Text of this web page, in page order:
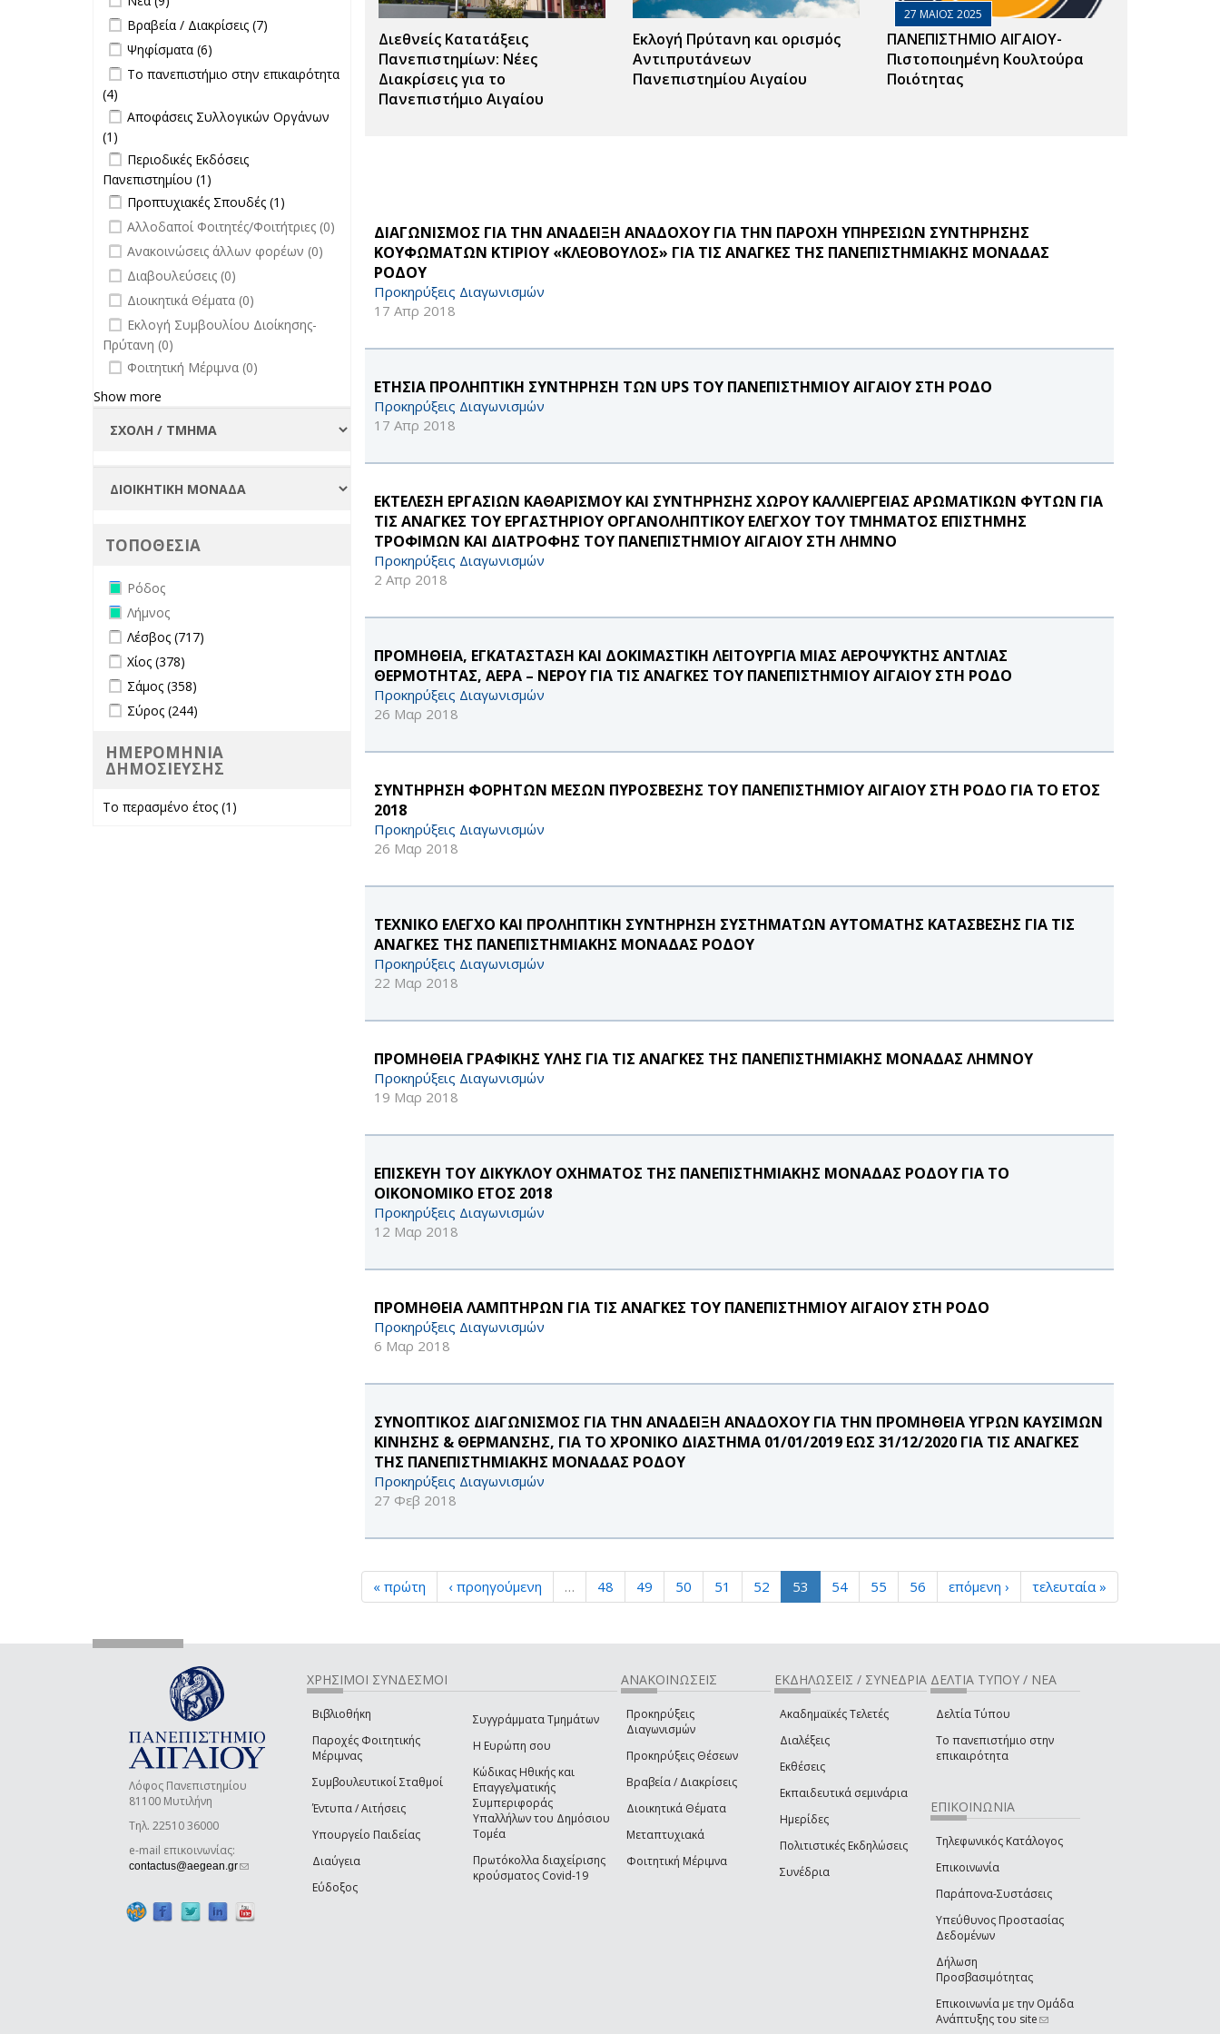
Διεθνείς Κατατάξεις
Πανεπιστημίων: Νέες
Διακρίσεις για το
Πανεπιστήμιο Αιγαίου
Εκλογή Πρύτανη και ορισμός
Αντιπρυτάνεων
Πανεπιστημίου Αιγαίου
27 ΜΑΙΟΣ 2025
ΠΑΝΕΠΙΣΤΗΜΙΟ ΑΙΓΑΙΟΥ-
Πιστοποιημένη Κουλτούρα
Ποιότητας
ΔΙΑΓΩΝΙΣΜΟΣ ΓΙΑ ΤΗΝ ΑΝΑΔΕΙΞΗ ΑΝΑΔΟΧΟΥ ΓΙΑ ΤΗΝ ΠΑΡΟΧΗ ΥΠΗΡΕΣΙΩΝ ΣΥΝΤΗΡΗΣΗΣ
ΚΟΥΦΩΜΑΤΩΝ ΚΤΙΡΙΟΥ «ΚΛΕΟΒΟΥΛΟΣ» ΓΙΑ ΤΙΣ ΑΝΑΓΚΕΣ ΤΗΣ ΠΑΝΕΠΙΣΤΗΜΙΑΚΗΣ ΜΟΝΑΔΑΣ
ΡΟΔΟΥ
Προκηρύξεις Διαγωνισμών
17 Απρ 2018
ΕΤΗΣΙΑ ΠΡΟΛΗΠΤΙΚΗ ΣΥΝΤΗΡΗΣΗ ΤΩΝ UPS ΤΟΥ ΠΑΝΕΠΙΣΤΗΜΙΟΥ ΑΙΓΑΙΟΥ ΣΤΗ ΡΟΔΟ
Προκηρύξεις Διαγωνισμών
17 Απρ 2018
ΕΚΤΕΛΕΣΗ ΕΡΓΑΣΙΩΝ ΚΑΘΑΡΙΣΜΟΥ ΚΑΙ ΣΥΝΤΗΡΗΣΗΣ ΧΩΡΟΥ ΚΑΛΛΙΕΡΓΕΙΑΣ ΑΡΩΜΑΤΙΚΩΝ ΦΥΤΩΝ ΓΙΑ
ΤΙΣ ΑΝΑΓΚΕΣ ΤΟΥ ΕΡΓΑΣΤΗΡΙΟΥ ΟΡΓΑΝΟΛΗΠΤΙΚΟΥ ΕΛΕΓΧΟΥ ΤΟΥ ΤΜΗΜΑΤΟΣ ΕΠΙΣΤΗΜΗΣ
ΤΡΟΦΙΜΩΝ ΚΑΙ ΔΙΑΤΡΟΦΗΣ ΤΟΥ ΠΑΝΕΠΙΣΤΗΜΙΟΥ ΑΙΓΑΙΟΥ ΣΤΗ ΛΗΜΝΟ
Προκηρύξεις Διαγωνισμών
2 Απρ 2018
ΠΡΟΜΗΘΕΙΑ, ΕΓΚΑΤΑΣΤΑΣΗ ΚΑΙ ΔΟΚΙΜΑΣΤΙΚΗ ΛΕΙΤΟΥΡΓΙΑ ΜΙΑΣ ΑΕΡΟΨΥΚΤΗΣ ΑΝΤΛΙΑΣ
ΘΕΡΜΟΤΗΤΑΣ, ΑΕΡΑ – ΝΕΡΟΥ ΓΙΑ ΤΙΣ ΑΝΑΓΚΕΣ ΤΟΥ ΠΑΝΕΠΙΣΤΗΜΙΟΥ ΑΙΓΑΙΟΥ ΣΤΗ ΡΟΔΟ
Προκηρύξεις Διαγωνισμών
26 Μαρ 2018
ΣΥΝΤΗΡΗΣΗ ΦΟΡΗΤΩΝ ΜΕΣΩΝ ΠΥΡΟΣΒΕΣΗΣ ΤΟΥ ΠΑΝΕΠΙΣΤΗΜΙΟΥ ΑΙΓΑΙΟΥ ΣΤΗ ΡΟΔΟ ΓΙΑ ΤΟ ΕΤΟΣ
2018
Προκηρύξεις Διαγωνισμών
26 Μαρ 2018
ΤΕΧΝΙΚΟ ΕΛΕΓΧΟ ΚΑΙ ΠΡΟΛΗΠΤΙΚΗ ΣΥΝΤΗΡΗΣΗ ΣΥΣΤΗΜΑΤΩΝ ΑΥΤΟΜΑΤΗΣ ΚΑΤΑΣΒΕΣΗΣ ΓΙΑ ΤΙΣ
ΑΝΑΓΚΕΣ ΤΗΣ ΠΑΝΕΠΙΣΤΗΜΙΑΚΗΣ ΜΟΝΑΔΑΣ ΡΟΔΟΥ
Προκηρύξεις Διαγωνισμών
22 Μαρ 2018
ΠΡΟΜΗΘΕΙΑ ΓΡΑΦΙΚΗΣ ΥΛΗΣ ΓΙΑ ΤΙΣ ΑΝΑΓΚΕΣ ΤΗΣ ΠΑΝΕΠΙΣΤΗΜΙΑΚΗΣ ΜΟΝΑΔΑΣ ΛΗΜΝΟΥ
Προκηρύξεις Διαγωνισμών
19 Μαρ 2018
ΕΠΙΣΚΕΥΗ ΤΟΥ ΔΙΚΥΚΛΟΥ ΟΧΗΜΑΤΟΣ ΤΗΣ ΠΑΝΕΠΙΣΤΗΜΙΑΚΗΣ ΜΟΝΑΔΑΣ ΡΟΔΟΥ ΓΙΑ ΤΟ
ΟΙΚΟΝΟΜΙΚΟ ΕΤΟΣ 2018
Προκηρύξεις Διαγωνισμών
12 Μαρ 2018
ΠΡΟΜΗΘΕΙΑ ΛΑΜΠΤΗΡΩΝ ΓΙΑ ΤΙΣ ΑΝΑΓΚΕΣ ΤΟΥ ΠΑΝΕΠΙΣΤΗΜΙΟΥ ΑΙΓΑΙΟΥ ΣΤΗ ΡΟΔΟ
Προκηρύξεις Διαγωνισμών
6 Μαρ 2018
ΣΥΝΟΠΤΙΚΟΣ ΔΙΑΓΩΝΙΣΜΟΣ ΓΙΑ ΤΗΝ ΑΝΑΔΕΙΞΗ ΑΝΑΔΟΧΟΥ ΓΙΑ ΤΗΝ ΠΡΟΜΗΘΕΙΑ ΥΓΡΩΝ ΚΑΥΣΙΜΩΝ
ΚΙΝΗΣΗΣ & ΘΕΡΜΑΝΣΗΣ, ΓΙΑ ΤΟ ΧΡΟΝΙΚΟ ΔΙΑΣΤΗΜΑ 01/01/2019 ΕΩΣ 31/12/2020 ΓΙΑ ΤΙΣ ΑΝΑΓΚΕΣ
ΤΗΣ ΠΑΝΕΠΙΣΤΗΜΙΑΚΗΣ ΜΟΝΑΔΑΣ ΡΟΔΟΥ
Προκηρύξεις Διαγωνισμών
27 Φεβ 2018
« πρώτη ‹ προηγούμενη … 48 49 50 51 52 53 54 55 56 επόμενη › τελευταία »
Apply Βραβεία / Διακρίσεις filter
Βραβεία / Διακρίσεις (7)
filter
Apply Ψηφίσματα filter
Ψηφίσματα (6)
Apply Το πανεπιστήμιο στην
επικαιρότητα filter
Το πανεπιστήμιο στην επικαιρότητα
(4)
επικαιρότητα filter
Apply Αποφάσεις Συλλογικών
Οργάνων filter
Αποφάσεις Συλλογικών Οργάνων
(1)
Οργάνων filter
Apply Περιοδικές Εκδόσεις
Πανεπιστημίου filter
Περιοδικές Εκδόσεις
Πανεπιστημίου (1)
Εκδόσεις
Πανεπιστημίου filter
Apply Προπτυχιακές Σπουδές filter
Προπτυχιακές Σπουδές (1)
Σπουδές filter
undefined
Αλλοδαποί Φοιτητές/Φοιτήτριες (0)
undefined
Ανακοινώσεις άλλων φορέων (0)
undefined
Διαβουλεύσεις (0)
undefined
Διοικητικά Θέματα (0)
undefined
Εκλογή Συμβουλίου Διοίκησης-
Πρύτανη (0)
undefined
Φοιτητική Μέριμνα (0)
Show more
ΤΟΠΟΘΕΣΙΑ
Remove Ρόδος filter
Ρόδος
Remove Λήμνος filter
Λήμνος
Apply Λέσβος filter
Λέσβος (717)
Apply Χίος filter
Χίος (378)
Apply Σάμος filter
Σάμος (358)
Apply Σύρος filter
Σύρος (244)
ΗΜΕΡΟΜΗΝΙΑ
ΔΗΜΟΣΙΕΥΣΗΣ
Το περασμένο έτος (1)
Λόφος Πανεπιστημίου
81100 Μυτιλήνη
Τηλ. 22510 36000
e-mail επικοινωνίας:
contactus@aegean.gr(link sends e-mail)
ΧΡΗΣΙΜΟΙ ΣΥΝΔΕΣΜΟΙ
Βιβλιοθήκη
Παροχές Φοιτητικής
Μέριμνας
Συμβουλευτικοί Σταθμοί
Έντυπα / Αιτήσεις
Υπουργείο Παιδείας
Διαύγεια
Εύδοξος
Συγγράμματα Τμημάτων
Η Ευρώπη σου
Κώδικας Ηθικής και
Επαγγελματικής
Συμπεριφοράς
Υπαλλήλων του Δημόσιου
Τομέα
Πρωτόκολλα διαχείρισης
κρούσματος Covid-19
ΑΝΑΚΟΙΝΩΣΕΙΣ
Προκηρύξεις
Διαγωνισμών
Προκηρύξεις Θέσεων
Βραβεία / Διακρίσεις
Διοικητικά Θέματα
Μεταπτυχιακά
Φοιτητική Μέριμνα
ΕΚΔΗΛΩΣΕΙΣ / ΣΥΝΕΔΡΙΑ
Ακαδημαϊκές Τελετές
Διαλέξεις
Εκθέσεις
Εκπαιδευτικά σεμινάρια
Ημερίδες
Πολιτιστικές Εκδηλώσεις
Συνέδρια
ΔΕΛΤΙΑ ΤΥΠΟΥ / ΝΕΑ
Δελτία Τύπου
Το πανεπιστήμιο στην
επικαιρότητα
ΕΠΙΚΟΙΝΩΝΙΑ
Τηλεφωνικός Κατάλογος
Επικοινωνία
Παράπονα-Συστάσεις
Υπεύθυνος Προστασίας
Δεδομένων
Δήλωση
Προσβασιμότητας
Επικοινωνία με την Ομάδα
Ανάπτυξης του site(link sends e-mail)